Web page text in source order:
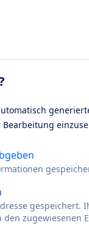
gespeichert.
zugewiesenen